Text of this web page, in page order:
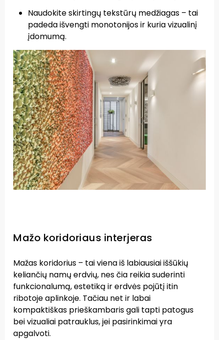
Naudokite skirtingų tekstūrų medžiagas – tai
padeda išvengti monotonijos ir kuria vizualinį
įdomumą.
Mažo koridoriaus interjeras
Mažas koridorius – tai viena iš labiausiai iššūkių
keliančių namų erdvių, nes čia reikia suderinti
funkcionalumą, estetiką ir erdvės pojūtį itin
ribotoje aplinkoje. Tačiau net ir labai
kompaktiškas prieškambaris gali tapti patogus
bei vizualiai patrauklus, jei pasirinkimai yra
apgalvoti.